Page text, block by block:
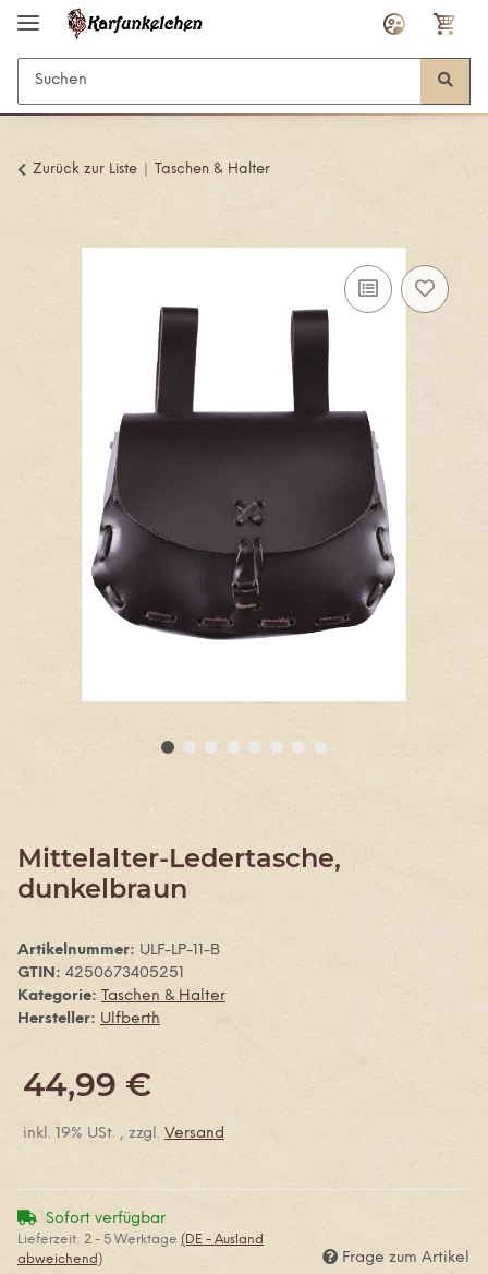
Zurück zur Liste Taschen & Halter
Mittelalter-Ledertasche,
dunkelbraun
Artikelnummer: ULF-LP-11-B
GTIN: 4250673405251
Kategorie: Taschen & Halter
Hersteller: Ulfberth
44,99 €
inkl. 19% USt. , zzgl. Versand
Sofort verfügbar
Lieferzeit: 2 - 5 Werktage (DE - Ausland
abweichend)
Frage zum Artikel